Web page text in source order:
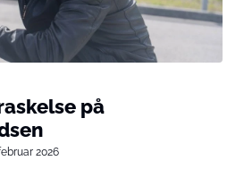
på
2026